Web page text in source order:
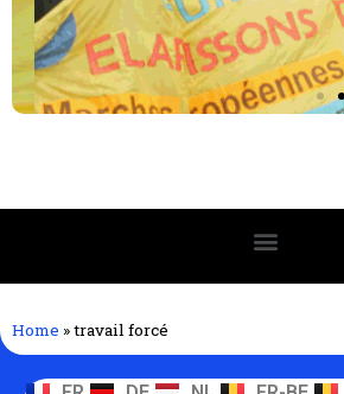
Home »travail forcé